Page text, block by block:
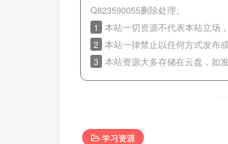
Q823590055删除处理。
1 本站一切资源不代表本站立场
2 本站一律禁止以任何方式发布
3 本站资源大多存储在云盘，如
学习资源